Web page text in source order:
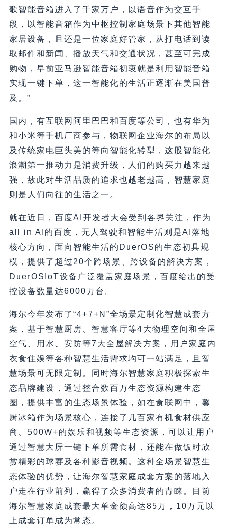
歌智能音箱进入了千家万户，以语音作为交互手
段，以智能音箱作为中枢控制家庭场景下其他智能
家居设备，且还是一位家庭好管家，从打电话到读
取邮件和新闻、播放天气和交通状况，甚至可完成
购物，早前亚马逊智能音箱初衷就是利用智能音箱
实现一键下单，这一智能化的生活正逐渐在美国普
及。”
国内，有互联网阿里巴巴和百度等公司，也有华为
和小米等手机厂商参与，物联网企业海尔的布局以
及传统家电巨头美的等向智能化转型，这股智能化
浪潮第一推动力是消费升级，人们的购买力越来越
强，故此对生活品质的追求也越老越高，智慧家庭
则是人们向往的生活之一。
就在近日，百度AI开发者大会受到各界关注，作为
all in AI的百度，无人驾驶和智能生活则是AI落地
核心方向，面向智能生活的DuerOS的生态初具规
模，提供了超过20个跨场景、跨设备的解决方案，
DuerOSIoT设备广泛覆盖家庭场景，百度给出的受
控设备数量达6000万台。
海尔今年发布了“4+7+N”全场景定制化智慧成套方
案，基于智慧厨房、智慧客厅等4大物理空间和全屋
空气、用水、安防等7大全屋解决方案，用户家庭内
衣食住娱等各种智慧生活需求均可一站满足，且智
慧场景可无限定制。同时海尔智慧家庭积极探索生
态品牌建设，通过整合数百万生态资源构建生态
圈，提供丰富的生态场景体验，如在食联网中，馨
厨冰箱作为场景核心，连接了几百家有机食材供应
商、500W+的娱乐和视频等生态资源，可以让用户
通过智慧大屏一键下单所需食材，还能在做饭时欣
赏精彩的球赛及各种影音视频。这种全场景智慧生
态体验的优势，让海尔智慧家庭成套方案的落地入
户走在行业前列，赢得了众多消费者的青睐。目前
海尔智慧家庭成套最大单金额高达85万，10万元以
上成套订单成为常态。